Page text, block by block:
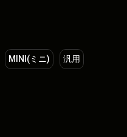
MINI(ミニ) 汎用